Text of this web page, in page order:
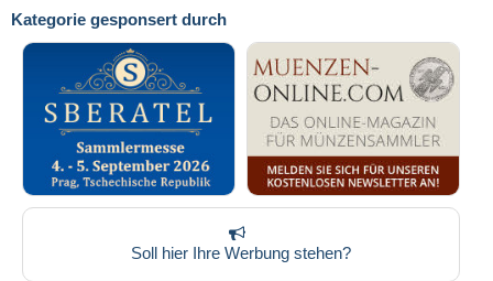
Kategorie gesponsert durch
Soll hier Ihre Werbung stehen?